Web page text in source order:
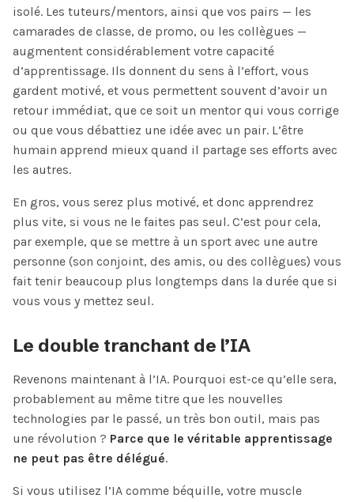
isolé. Les tuteurs/mentors, ainsi que vos pairs — les
camarades de classe, de promo, ou les collègues —
augmentent considérablement votre capacité
d’apprentissage. Ils donnent du sens à l’effort, vous
gardent motivé, et vous permettent souvent d’avoir un
retour immédiat, que ce soit un mentor qui vous corrige
ou que vous débattiez une idée avec un pair. L’être
humain apprend mieux quand il partage ses efforts avec
les autres.
En gros, vous serez plus motivé, et donc apprendrez
plus vite, si vous ne le faites pas seul. C’est pour cela,
par exemple, que se mettre à un sport avec une autre
personne (son conjoint, des amis, ou des collègues) vous
fait tenir beaucoup plus longtemps dans la durée que si
vous vous y mettez seul.
Le double tranchant de l’IA
Revenons maintenant à l’IA. Pourquoi est-ce qu’elle sera,
probablement au même titre que les nouvelles
technologies par le passé, un très bon outil, mais pas
une révolution ? Parce que le véritable apprentissage
ne peut pas être délégué.
Si vous utilisez l’IA comme béquille, votre muscle